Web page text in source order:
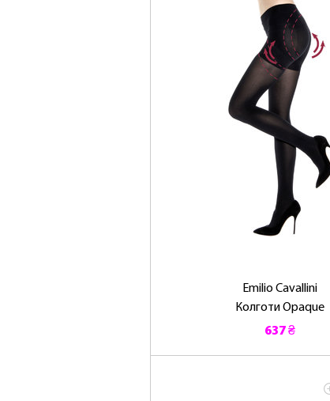
Emilio Cavallini
Колготи Opaque
637 ₴